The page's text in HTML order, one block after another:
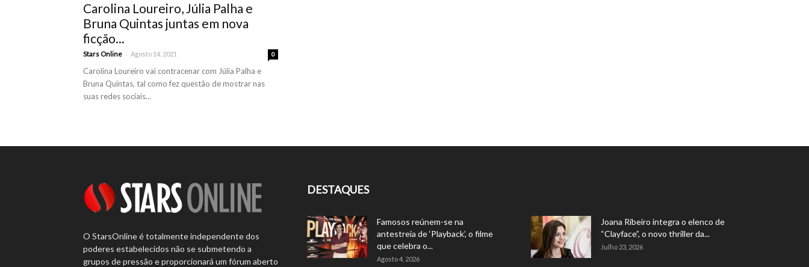
Carolina Loureiro, Júlia Palha e
Bruna Quintas juntas em nova
ficção...
Stars Online - Agosto 14, 2021 0
Carolina Loureiro vai contracenar com Júlia Palha e
Bruna Quintas, tal como fez questão de mostrar nas
suas redes sociais...
O StarsOnline é totalmente independente dos
poderes estabelecidos não se submetendo a
grupos de pressão e proporcionará um fórum aberto
DESTAQUES
Famosos reúnem-se na
antestreia de ‘Playback’, o filme
que celebra o...
Agosto 4, 2026
Joana Ribeiro integra o elenco de
“Clayface”, o novo thriller da...
Julho 23, 2026